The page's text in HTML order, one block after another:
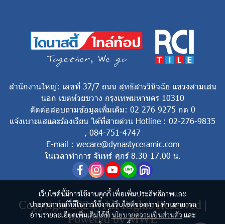
เว็บไซต์นี้มีการใช้งานคุกกี้ เพื่อเพิ่มประสิทธิภาพและ
ประสบการณ์ที่ดีในการใช้งานเว็บไซต์ของท่าน ท่านสามารถ
อ่านรายละเอียดเพิ่มเติมได้ที่ นโยบายความเป็นส่วนตัว และ
สำนักงานใหญ่: เลขที่ 37/7 ถนน สุทธิสารวินิจฉัย แขวงสามเสน
นอก เขตห้วยขวาง กรุงเทพมหานคร 10310
ติดต่อสอบถามข้อมูลเพิ่มเติม: 02 276 9275 กด 0
แจ้งเบาะแสและร้องเรียน ได้ที่สายด่วน Hotline : 02-276-9835
, 084-751-4747
E-mail : wecare@dynastyceramic.com
ในเวลาทำการ จันทร์-ศุกร์ 8.30-17.00 น.
Copyright 2024 | All Rights Reserved |
Powered by MWE